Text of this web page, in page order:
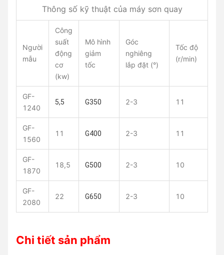
Thông số kỹ thuật của máy sơn quay
Người
mẫu
Công
suất
động
cơ
(kw)
Mô hình
giảm
tốc
Góc
nghiêng
lắp đặt (°)
Tốc độ
(r/min)
GF-
1240
5,5 G350 2-3 11
GF-
1560
11 G400 2-3 11
GF-
1870
18,5 G500 2-3 10
GF-
2080
22 G650 2-3 10
Chi tiết sản phẩm